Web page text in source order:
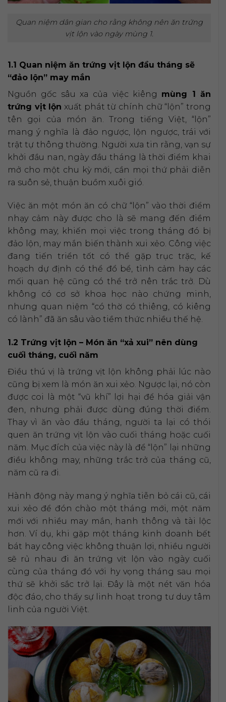
Quan niệm dân gian cho rằng không nên ăn trứng
vịt lộn vào ngày mùng 1.
1.1 Quan niệm ăn trứng vịt lộn đầu tháng sẽ
“đảo lộn” may mắn
Nguồn gốc sâu xa của việc kiêng mùng 1 ăn
trứng vịt lộn xuất phát từ chính chữ “lộn” trong
tên gọi của món ăn. Trong tiếng Việt, “lộn”
mang ý nghĩa là đảo ngược, lộn ngược, trái với
trật tự thông thường. Người xưa tin rằng, vạn sự
khởi đầu nan, ngày đầu tháng là thời điểm khai
mở cho một chu kỳ mới, cần mọi thứ phải diễn
ra suôn sẻ, thuận buồm xuôi gió.
Việc ăn một món ăn có chữ “lộn” vào thời điểm
nhạy cảm này được cho là sẽ mang đến điềm
không may, khiến mọi việc trong tháng đó bị
đảo lộn, may mắn biến thành xui xẻo. Công việc
đang tiến triển tốt có thể gặp trục trặc, kế
hoạch dự định có thể đổ bể, tình cảm hay các
mối quan hệ cũng có thể trở nên trắc trở. Dù
không có cơ sở khoa học nào chứng minh,
nhưng quan niệm “có thờ có thiêng, có kiêng
có lành” đã ăn sâu vào tiềm thức nhiều thế hệ.
1.2 Trứng vịt lộn – Món ăn “xả xui” nên dùng
cuối tháng, cuối năm
Điều thú vị là trứng vịt lộn không phải lúc nào
cũng bị xem là món ăn xui xẻo. Ngược lại, nó còn
được coi là một “vũ khí” lợi hại để hóa giải vận
đen, nhưng phải được dùng đúng thời điểm.
Thay vì ăn vào đầu tháng, người ta lại có thói
quen ăn trứng vịt lộn vào cuối tháng hoặc cuối
năm. Mục đích của việc này là để “lộn” lại những
điều không may, những trắc trở của tháng cũ,
năm cũ ra đi.
Hành động này mang ý nghĩa tiễn bỏ cái cũ, cái
xui xẻo để đón chào một tháng mới, một năm
mới với nhiều may mắn, hanh thông và tài lộc
hơn. Ví dụ, khi gặp một tháng kinh doanh bết
bát hay công việc không thuận lợi, nhiều người
sẽ rủ nhau đi ăn trứng vịt lộn vào ngày cuối
cùng của tháng đó với hy vọng tháng sau mọi
thứ sẽ khởi sắc trở lại. Đây là một nét văn hóa
độc đáo, cho thấy sự linh hoạt trong tư duy tâm
linh của người Việt.